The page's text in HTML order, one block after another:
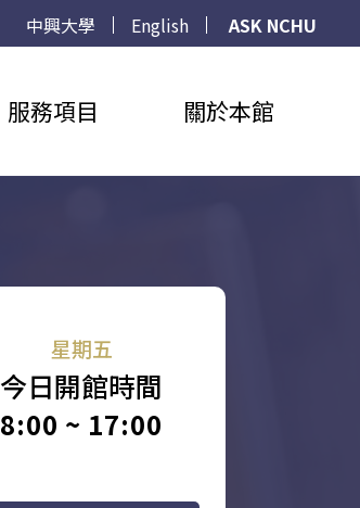
中興大學 English
ASK NCHU
服務項目 關於本館
星期五
今日開館時間
8:00 ~ 17:00